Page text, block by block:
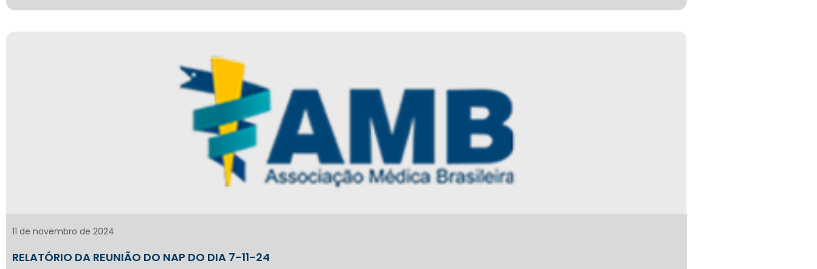
RELATÓRIO DA REUNIÃO DO NAP DO DIA 7-11-24
11 de novembro de 2024